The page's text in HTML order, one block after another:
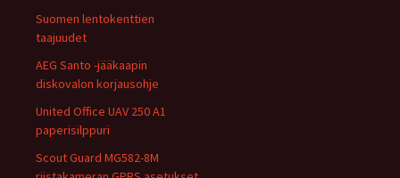
Suomen lentokenttien
taajuudet
AEG Santo -jääkaapin
diskovalon korjausohje
United Office UAV 250 A1
paperisilppuri
Scout Guard MG582-8M